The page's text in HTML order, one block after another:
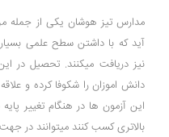
مدارس تیز هوشان یکی از جمله
آید که با داشتن سطح علمی بسیار
نیز دریافت میکنند. تحصیل در
دانش اموزان را شکوفا کرده و
این آزمون ها در هنگام تغییر
بالاتری کسب کنند میتوانند در جهت